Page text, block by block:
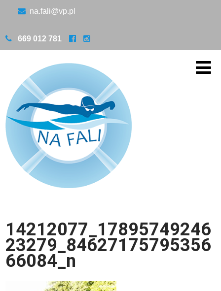
na.fali@vp.pl
669 012 781
14212077_17895749246
23279_84627175795356
66084_n